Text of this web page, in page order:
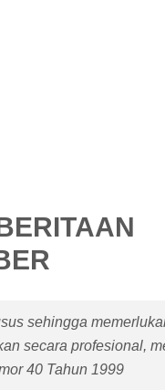
sehingga
secara profesional,
40 Tahun 1999